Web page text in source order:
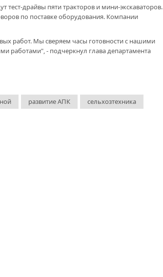
драйвы пяти тракторов и мини-экскаваторов.
по поставке оборудования. Компании
работ. Мы сверяем часы готовности с нашими
работами", - подчеркнул глава департамента
развитие АПК сельхозтехника